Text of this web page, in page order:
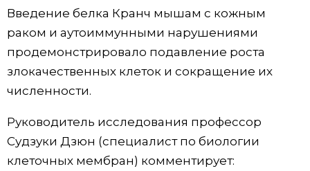
Введение белка Кранч мышам с кожным
раком и аутоиммунными нарушениями
продемонстрировало подавление роста
злокачественных клеток и сокращение их
численности.
Руководитель исследования профессор
Судзуки Дзюн (специалист по биологии
клеточных мембран) комментирует: